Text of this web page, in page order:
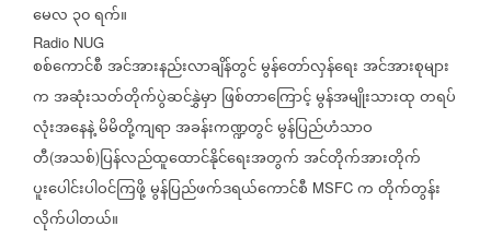
မေလ ၃၀ရက်။
Radio NUG
စစ်ကောင်စီအင်အားနည်းလာချိန်တွင်မွန်တော်လှန်ရေးအင်အားစုများ
ကအဆုံးသတ်တိုက်ပွဲဆင်နွှဲမှာဖြစ်တာကြောင့်မွန်အမျိုးသားထုတရပ်
လုံးအနေနဲ့မိမိတို့ကျရာအခန်းကဏ္ဍတွင်မွန်ပြည်ဟံသာဝ
တီ(အသစ်)ပြန်လည်ထူထောင်နိုင်ရေးအတွက်အင်တိုက်အားတိုက်
ပူးပေါင်းပါဝင်ကြဖို့မွန်ပြည်ဖက်ဒရယ်ကောင်စီ MSFC ကတိုက်တွန်း
လိုက်ပါတယ်။